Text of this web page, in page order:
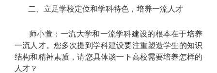
二、立足学校定位和学科特色，培养一流人才
师小萱：一流大学和一流学科建设的根本在于培养
一流人才。您多次提到学科建设要注重塑造学生的知识
结构和精神素质，请您具体谈一下高校需要培养怎样的
人才？